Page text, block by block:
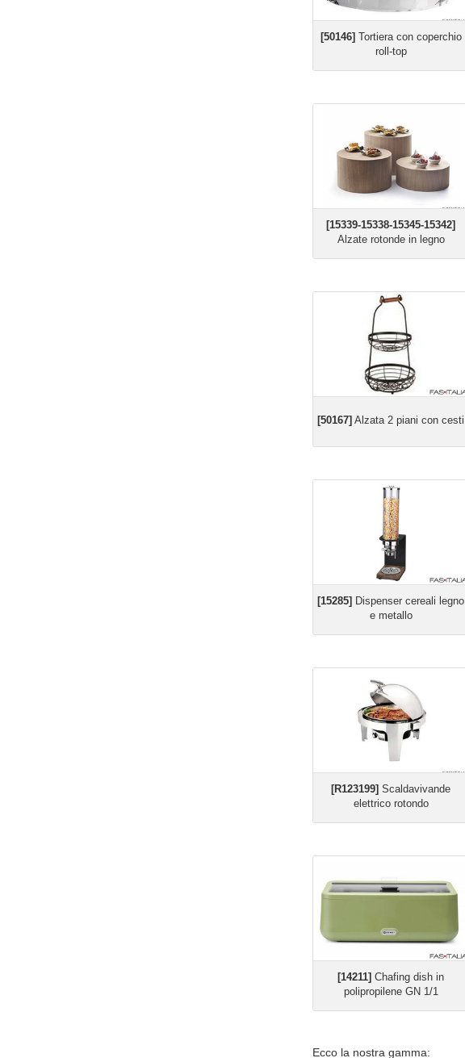
[50146] Tortiera con coperchio
roll-top
[15339-15338-15345-15342]
Alzate rotonde in legno
[50167] Alzata 2 piani con cesti
[15285] Dispenser cereali legno
e metallo
[R123199] Scaldavivande
elettrico rotondo
[14211] Chafing dish in
polipropilene GN 1/1
​Ecco la nostra gamma: